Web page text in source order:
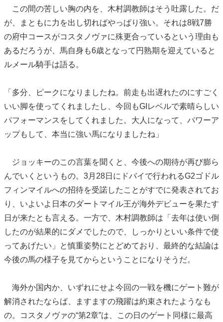
この間の苦しい胸の内を、木村調教師はそう吐露した。だ
が、まともに力を出し切ればやっぱり強い。それは8戦7勝
の府中コースがコスタノヴァに殊更合っているという理由も
あるだろうが、馬自身も6歳となって円熟期を迎えていると
ルメール騎手は語る。
「多分、ピークになりましたね。前走も出遅れたのにすごく
いい脚を使ってくれましたし、今回もGIレベルで素晴らしい
パフォーマンスをしてくれました。大人になって、パワーア
ップもして、本当に強い馬になりましたね」
ジョッキーのこの言葉を聞くと、今後への期待が再び膨ら
んでいくというもの。3月28日にドバイで行われるG2ゴドル
フィンマイルへの招待を受諾したことがすでに発表されてお
り、いよいよ日本のダートマイル王が海外デビューを果たす
日が来たとも言える。一方で、木村調教師は「去年は使い倒
したのが結果的にダメでしたので、しっかりといい条件で使
ってあげたい」と慎重姿勢にとどめており、最終的な結論は
今後の馬の様子を見てからということになりそうだ。
海外か国内か、いずれにせよ今回の一戦を機にゲート難が
解消されたならば、ますますの飛躍は約束されたようなも
の。コスタノヴァの“第2章”は、この日のゲート同様に最高